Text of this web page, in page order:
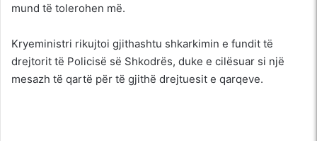
mund të tolerohen më.
Kryeministri rikujtoi gjithashtu shkarkimin e fundit të
drejtorit të Policisë së Shkodrës, duke e cilësuar si një
mesazh të qartë për të gjithë drejtuesit e qarqeve.